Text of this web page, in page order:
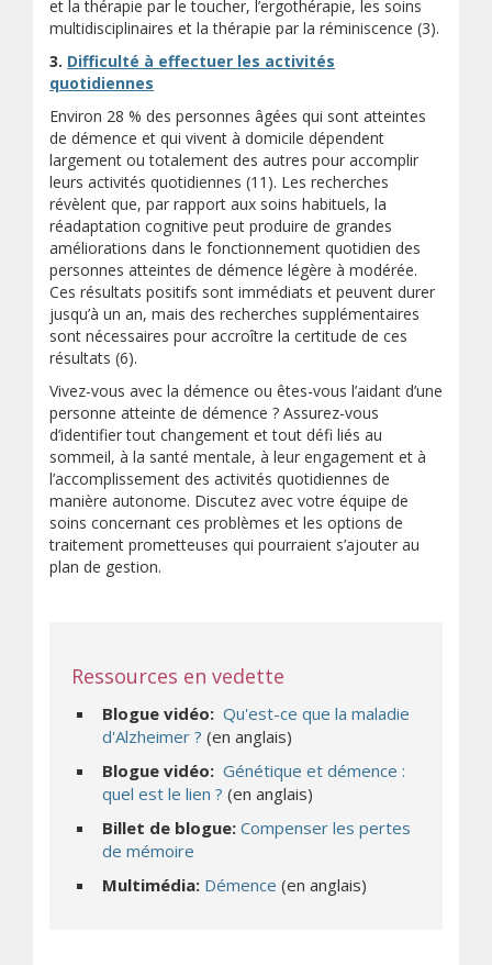
et la thérapie par le toucher, l’ergothérapie, les soins
multidisciplinaires et la thérapie par la réminiscence (3).
3. Difficulté à effectuer les activités
quotidiennes
Environ 28 % des personnes âgées qui sont atteintes
de démence et qui vivent à domicile dépendent
largement ou totalement des autres pour accomplir
leurs activités quotidiennes (11). Les recherches
révèlent que, par rapport aux soins habituels, la
réadaptation cognitive peut produire de grandes
améliorations dans le fonctionnement quotidien des
personnes atteintes de démence légère à modérée.
Ces résultats positifs sont immédiats et peuvent durer
jusqu’à un an, mais des recherches supplémentaires
sont nécessaires pour accroître la certitude de ces
résultats (6).
Vivez-vous avec la démence ou êtes-vous l’aidant d’une
personne atteinte de démence ? Assurez-vous
d’identifier tout changement et tout défi liés au
sommeil, à la santé mentale, à leur engagement et à
l’accomplissement des activités quotidiennes de
manière autonome. Discutez avec votre équipe de
soins concernant ces problèmes et les options de
traitement prometteuses qui pourraient s’ajouter au
plan de gestion.
Ressources en vedette
Blogue vidéo: Qu'est-ce que la maladie
d'Alzheimer ? (s’ouvre sur un autre site)
(en anglais)
Blogue vidéo: Génétique et démence :
quel est le lien ? (s’ouvre sur un autre site)
(en anglais)
Billet de blogue: Compenser les pertes
de mémoire
Multimédia: Démence (s’ouvre sur un autre site)
(en anglais)